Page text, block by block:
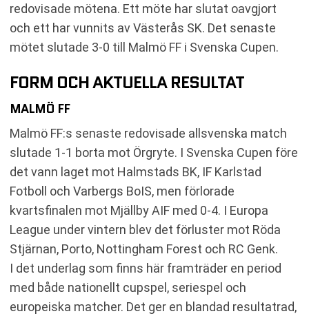
redovisade mötena. Ett möte har slutat oavgjort
och ett har vunnits av Västerås SK. Det senaste
mötet slutade 3-0 till Malmö FF i Svenska Cupen.
FORM OCH AKTUELLA RESULTAT
MALMÖ FF
Malmö FF:s senaste redovisade allsvenska match
slutade 1-1 borta mot Örgryte. I Svenska Cupen före
det vann laget mot Halmstads BK, IF Karlstad
Fotboll och Varbergs BoIS, men förlorade
kvartsfinalen mot Mjällby AIF med 0-4. I Europa
League under vintern blev det förluster mot Röda
Stjärnan, Porto, Nottingham Forest och RC Genk.
I det underlag som finns här framträder en period
med både nationellt cupspel, seriespel och
europeiska matcher. Det ger en blandad resultatrad,